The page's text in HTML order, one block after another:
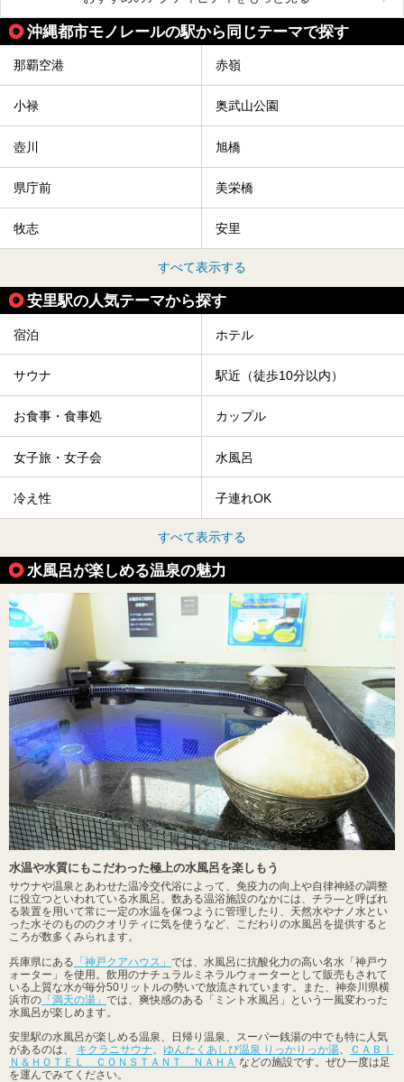
沖縄都市モノレールの駅から同じテーマで探す
那覇空港 赤嶺
小禄 奥武山公園
壺川 旭橋
県庁前 美栄橋
牧志 安里
すべて表示する
安里駅の人気テーマから探す
宿泊 ホテル
サウナ 駅近（徒歩10分以内）
お食事・食事処 カップル
女子旅・女子会 水風呂
冷え性 子連れOK
すべて表示する
水風呂が楽しめる温泉の魅力
水温や水質にもこだわった極上の水風呂を楽しもう
サウナや温泉とあわせた温冷交代浴によって、免疫力の向上や自律神経の調整
に役立つといわれている水風呂。数ある温浴施設のなかには、チラ―と呼ばれ
る装置を用いて常に一定の水温を保つように管理したり、天然水やナノ水とい
った水そのもののクオリティに気を使うなど、こだわりの水風呂を提供すると
ころが数多くみられます。
兵庫県にある 「神戸クアハウス」 では、水風呂に抗酸化力の高い名水「神戸ウ
ォーター」を使用。飲用のナチュラルミネラルウォーターとして販売もされて
いる上質な水が毎分50リットルの勢いで放流されています。また、神奈川県横
浜市の 「満天の湯」 では、爽快感のある「ミント水風呂」という一風変わった
水風呂が楽しめます。
安里駅の水風呂が楽しめる温泉、日帰り温泉、スーパー銭湯の中でも特に人気
があるのは、 キクラニサウナ ゆんたくあしび温泉 りっかりっか湯
ＣＡＢＩ
Ｎ＆ＨＯＴＥＬ ＣＯＮＳＴＡＮＴ ＮＡＨＡ などの施設です。ぜひ一度は足
を運んでみてください。